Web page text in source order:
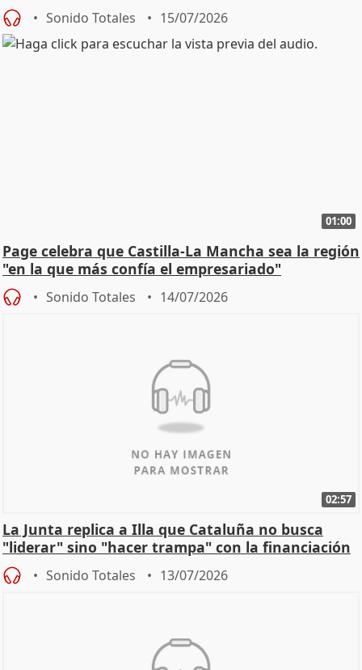
Sonido Totales 15/07/2026
01:00
Page celebra que Castilla-La Mancha sea la región
"en la que más confía el empresariado"
Sonido Totales 14/07/2026
02:57
La Junta replica a Illa que Cataluña no busca
"liderar" sino "hacer trampa" con la financiación
Sonido Totales 13/07/2026